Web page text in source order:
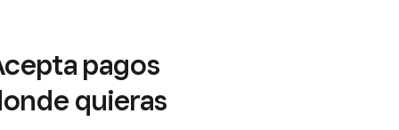
pagos
quieras